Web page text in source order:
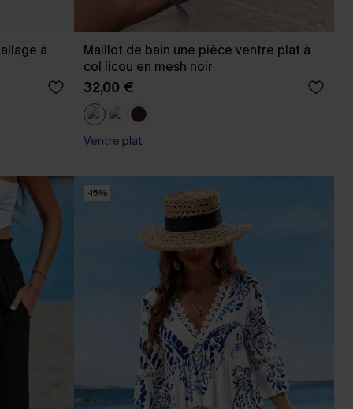
à
Maillot de bain une pièce ventre plat à
col licou en mesh noir
32,00 €
Ventre plat
-15%